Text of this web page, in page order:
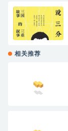
相关推荐